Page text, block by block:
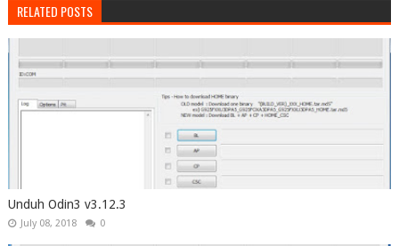
RELATED POSTS
Unduh Odin3 v3.12.3
July 08, 2018 0